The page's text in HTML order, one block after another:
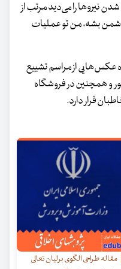
نیروها را می‌دید مرتب از
بشه، من تو عملیات
فصل به همراه عکس‌هایی از مراسم تشییع
و همچنین در فروشگاه
قرار دارد.
مقاله طراحی الگوی برلیان تعالی